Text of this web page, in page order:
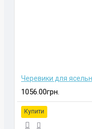
1056.00грн.
Купити